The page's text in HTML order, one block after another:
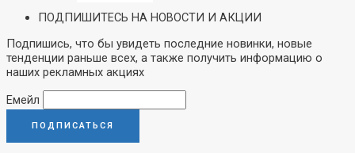
ПОДПИШИТЕСЬ НА НОВОСТИ И АКЦИИ
Подпишись, что бы увидеть последние новинки, новые
тенденции раньше всех, а также получить информацию о
наших рекламных акциях
Емейл